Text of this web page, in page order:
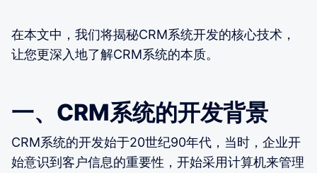
在本文中，我们将揭秘CRM系统开发的核心技术，
让您更深入地了解CRM系统的本质。
一、CRM系统的开发背景
CRM系统的开发始于20世纪90年代，当时，企业开
始意识到客户信息的重要性，开始采用计算机来管理